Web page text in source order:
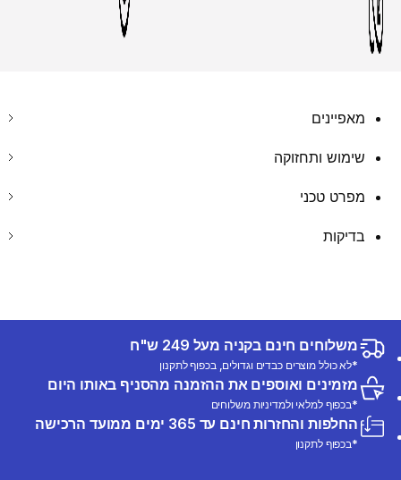
מאפיינים
שימוש ותחזוקה
מפרט טכני
בדיקות
משלוחים חינם בקניה מעל 249 ש"ח
*לא כולל מוצרים כבדים וגדולים, בכפוף לתקנון
מזמינים ואוספים את ההזמנה מהסניף באותו היום
*בכפוף למלאי ולמדיניות משלוחים
החלפות והחזרות חינם עד 365 ימים ממועד הרכישה
*בכפוף לתקנון